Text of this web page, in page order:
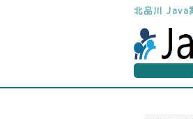
北品川 Java